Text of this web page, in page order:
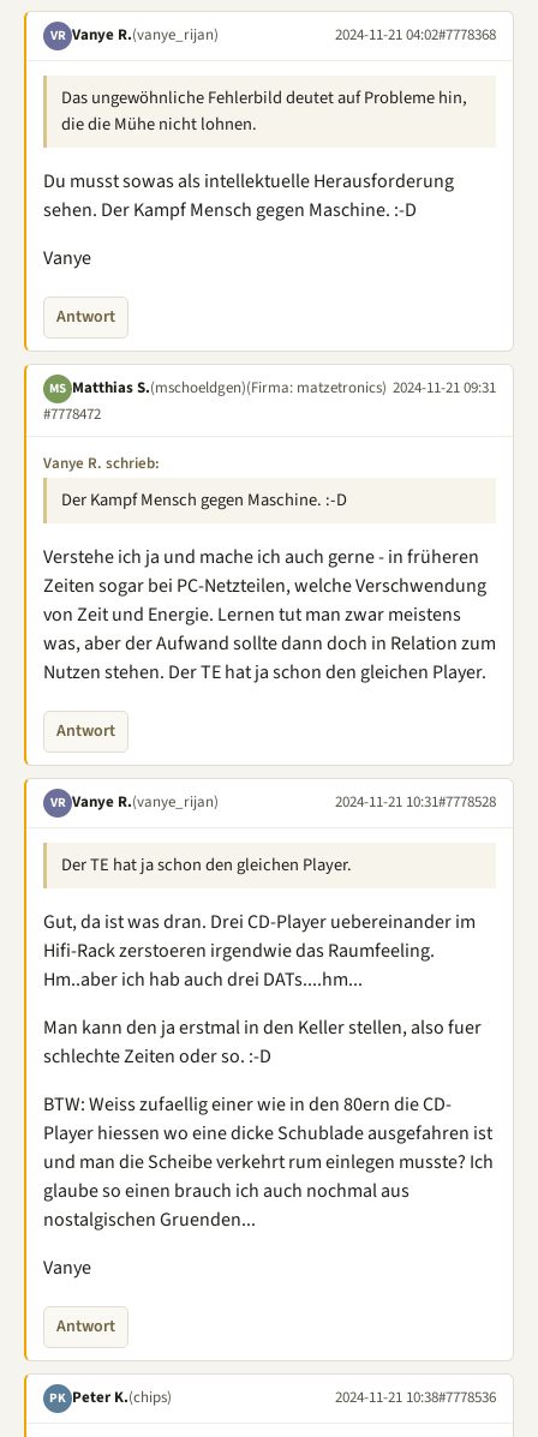
VR Vanye R.(vanye_rijan) 2024-11-21 04:02#7778368
Das ungewöhnliche Fehlerbild deutet auf Probleme hin,
die die Mühe nicht lohnen.
Du musst sowas als intellektuelle Herausforderung
sehen. Der Kampf Mensch gegen Maschine. :-D
Vanye
Antwort
MS Matthias S.(mschoeldgen)(Firma: matzetronics) 2024-11-21 09:31
#7778472
Vanye R. schrieb:
Der Kampf Mensch gegen Maschine. :-D
Verstehe ich ja und mache ich auch gerne - in früheren
Zeiten sogar bei PC-Netzteilen, welche Verschwendung
von Zeit und Energie. Lernen tut man zwar meistens
was, aber der Aufwand sollte dann doch in Relation zum
Nutzen stehen. Der TE hat ja schon den gleichen Player.
Antwort
VR Vanye R.(vanye_rijan) 2024-11-21 10:31#7778528
Der TE hat ja schon den gleichen Player.
Gut, da ist was dran. Drei CD-Player uebereinander im
Hifi-Rack zerstoeren irgendwie das Raumfeeling.
Hm..aber ich hab auch drei DATs....hm...
Man kann den ja erstmal in den Keller stellen, also fuer
schlechte Zeiten oder so. :-D
BTW: Weiss zufaellig einer wie in den 80ern die CD-
Player hiessen wo eine dicke Schublade ausgefahren ist
und man die Scheibe verkehrt rum einlegen musste? Ich
glaube so einen brauch ich auch nochmal aus
nostalgischen Gruenden...
Vanye
Antwort
PK Peter K.(chips) 2024-11-21 10:38#7778536